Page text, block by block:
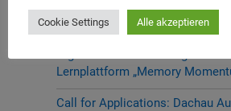
Neue Stelleausschreibung
Lernplattform „Memory
Call for Applications: Dachau
Cookie Settings Alle akzeptieren